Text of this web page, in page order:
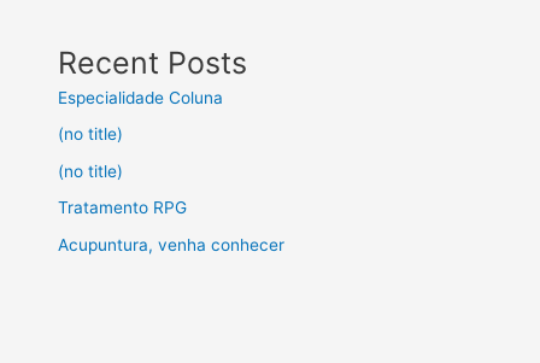
Recent Posts
Especialidade Coluna
(no title)
(no title)
Tratamento RPG
Acupuntura, venha conhecer